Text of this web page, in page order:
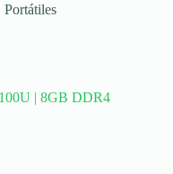
Portátiles